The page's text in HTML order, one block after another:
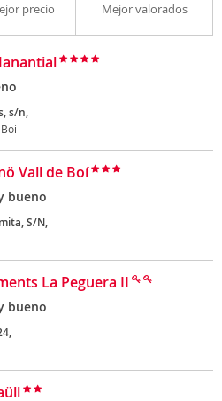
precio Mejor valorados
s/n,
Vall de Boí
bueno
S/N,
La Peguera II
bueno